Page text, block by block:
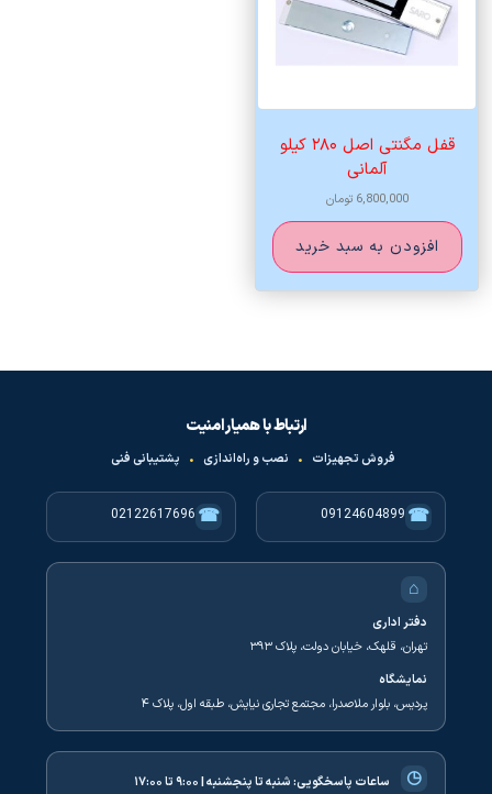
قفل مگنتی اصل ۲۸۰ کیلو
آلمانی
6,800,000 تومان
افزودن به سبد خرید
ارتباط با همیار امنیت
فروش تجهیزات • نصب و راه‌اندازی • پشتیبانی فنی
☎
09124604899
☎
02122617696
⌂
دفتر اداری
تهران، قلهک، خیابان دولت، پلاک ۳۹۳
نمایشگاه
پردیس، بلوار ملاصدرا، مجتمع تجاری نیایش، طبقه اول، پلاک ۴
◷ ساعات پاسخگویی:شنبه تا پنجشنبه | ۹:۰۰ تا ۱۷:۰۰